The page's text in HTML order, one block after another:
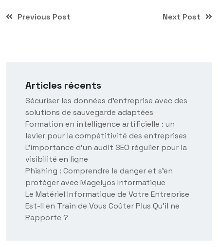
Previous Post Next Post
Articles récents
Sécuriser les données d’entreprise avec des
solutions de sauvegarde adaptées
Formation en intelligence artificielle : un
levier pour la compétitivité des entreprises
L’importance d’un audit SEO régulier pour la
visibilité en ligne
Phishing : Comprendre le danger et s’en
protéger avec Magelyos Informatique
Le Matériel Informatique de Votre Entreprise
Est-Il en Train de Vous Coûter Plus Qu’il ne
Rapporte ?